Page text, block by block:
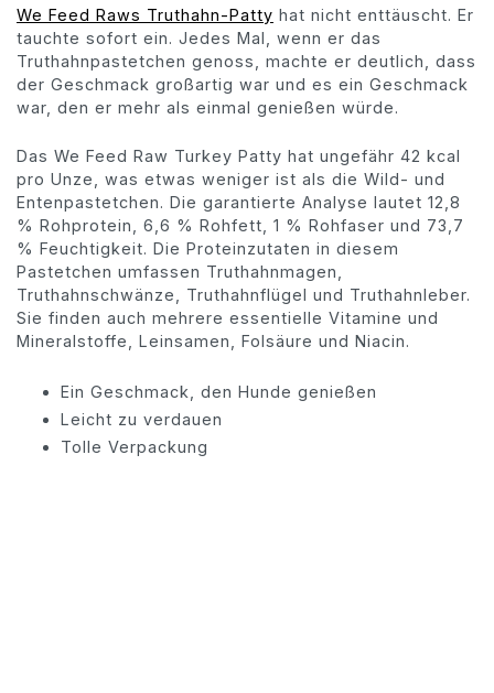
We Feed Raws Truthahn-Patty hat nicht enttäuscht. Er
tauchte sofort ein. Jedes Mal, wenn er das
Truthahnpastetchen genoss, machte er deutlich, dass
der Geschmack großartig war und es ein Geschmack
war, den er mehr als einmal genießen würde.
Das We Feed Raw Turkey Patty hat ungefähr 42 kcal
pro Unze, was etwas weniger ist als die Wild- und
Entenpastetchen. Die garantierte Analyse lautet 12,8
% Rohprotein, 6,6 % Rohfett, 1 % Rohfaser und 73,7
% Feuchtigkeit. Die Proteinzutaten in diesem
Pastetchen umfassen Truthahnmagen,
Truthahnschwänze, Truthahnflügel und Truthahnleber.
Sie finden auch mehrere essentielle Vitamine und
Mineralstoffe, Leinsamen, Folsäure und Niacin.
Ein Geschmack, den Hunde genießen
Leicht zu verdauen
Tolle Verpackung